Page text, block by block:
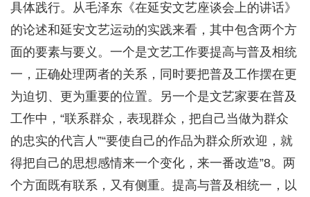
具体践行。从毛泽东《在延安文艺座谈会上的讲话》
的论述和延安文艺运动的实践来看，其中包含两个方
面的要素与要义。一个是文艺工作要提高与普及相统
一，正确处理两者的关系，同时要把普及工作摆在更
为迫切、更为重要的位置。另一个是文艺家要在普及
工作中，“联系群众，表现群众，把自己当做为群众
的忠实的代言人”“要使自己的作品为群众所欢迎，就
得把自己的思想感情来一个变化，来一番改造”8。两
个方面既有联系，又有侧重。提高与普及相统一，以